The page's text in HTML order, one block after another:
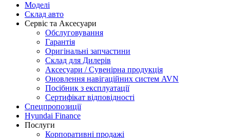
Моделі
Склад авто
Сервіс та Аксесуари
Обслуговування
Гарантія
Оригінальні запчастини
Склад для Дилерів
Аксесуари / Сувенірна продукція
Оновлення навігаційних систем AVN
Посібник з експлуатації
Сертифікат відповідності
Спецпропозиції
Hyundai Finance
Послуги
Корпоративні продажі